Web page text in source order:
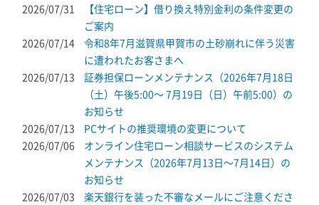
2026/07/31
【住宅ローン】借り換え特別金利の条件変更の
ご案内
2026/07/14
令和8年7月滋賀県甲賀市の土砂崩れに伴う災害
に遭われたお客さまへ
2026/07/13
証券担保ローンメンテナンス（2026年7月18日
（土）午後5:00～ 7月19日（日）午前5:00）の
お知らせ
2026/07/13
PCサイトの推奨環境の変更について
2026/07/06
オンライン住宅ローン相談サービスのシステム
メンテナンス（2026年7月13日～7月14日）の
お知らせ
2026/07/03
楽天銀行を装った不審なメールにご注意くださ